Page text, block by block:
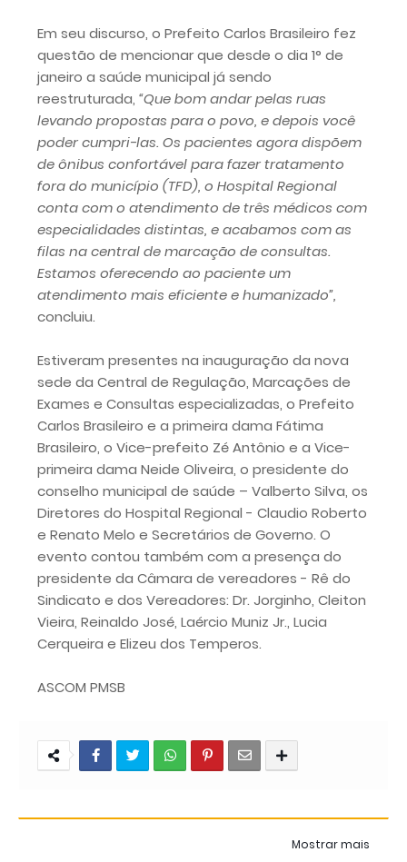
Em seu discurso, o Prefeito Carlos Brasileiro fez
questão de mencionar que desde o dia 1° de
janeiro a saúde municipal já sendo
reestruturada, “Que bom andar pelas ruas
levando propostas para o povo, e depois você
poder cumpri-las. Os pacientes agora dispõem
de ônibus confortável para fazer tratamento
fora do município (TFD), o Hospital Regional
conta com o atendimento de três médicos com
especialidades distintas, e acabamos com as
filas na central de marcação de consultas.
Estamos oferecendo ao paciente um
atendimento mais eficiente e humanizado”,
concluiu.
Estiveram presentes na inauguração da nova
sede da Central de Regulação, Marcações de
Exames e Consultas especializadas, o Prefeito
Carlos Brasileiro e a primeira dama Fátima
Brasileiro, o Vice-prefeito Zé Antônio e a Vice-
primeira dama Neide Oliveira, o presidente do
conselho municipal de saúde – Valberto Silva, os
Diretores do Hospital Regional - Claudio Roberto
e Renato Melo e Secretários de Governo. O
evento contou também com a presença do
presidente da Câmara de vereadores - Rê do
Sindicato e dos Vereadores: Dr. Jorginho, Cleiton
Vieira, Reinaldo José, Laércio Muniz Jr., Lucia
Cerqueira e Elizeu dos Temperos.
ASCOM PMSB
Mostrar mais